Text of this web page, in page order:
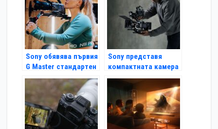
съдържание
Sony обявява първия
G Master стандартен
вариообектив с
постоянна F2 бленда
Sony представя
компактната камера
FX2 от серията
Cinema Line